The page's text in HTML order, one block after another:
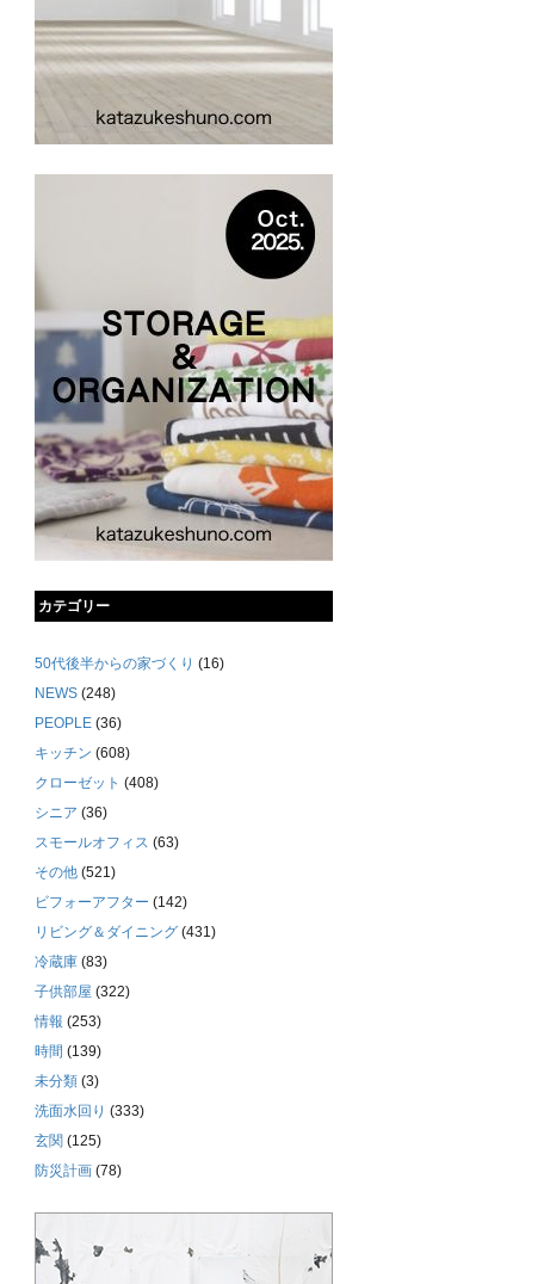
カテゴリー
50代後半からの家づくり (16)
NEWS (248)
PEOPLE (36)
キッチン (608)
クローゼット (408)
シニア (36)
スモールオフィス (63)
その他 (521)
ビフォーアフター (142)
リビング＆ダイニング (431)
冷蔵庫 (83)
子供部屋 (322)
情報 (253)
時間 (139)
未分類 (3)
洗面水回り (333)
玄関 (125)
防災計画 (78)